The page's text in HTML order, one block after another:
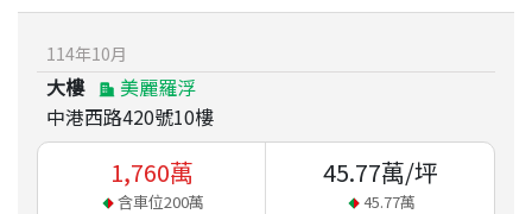
114年10月
大樓
美麗羅浮
中港西路420號10樓
1,760萬
含車位200萬
45.77萬/坪
45.77萬